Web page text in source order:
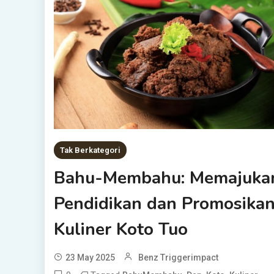
Tak Berkategori
Bahu-Membahu:
Pendidikan dan
Kuliner Koto Tuo
23 May 2025 Benz Triggerimpact